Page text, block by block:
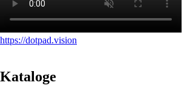
https://dotpad.vision
Kataloge